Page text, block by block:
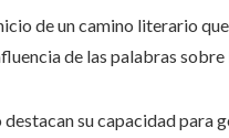
de un camino literario
de las palabras sobre
su capacidad para